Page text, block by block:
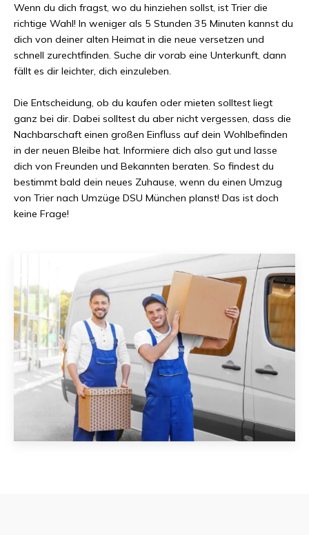
Wenn du dich fragst, wo du hinziehen sollst, ist Trier die
richtige Wahl! In weniger als 5 Stunden 35 Minuten kannst du
dich von deiner alten Heimat in die neue versetzen und
schnell zurechtfinden. Suche dir vorab eine Unterkunft, dann
fällt es dir leichter, dich einzuleben.
Die Entscheidung, ob du kaufen oder mieten solltest liegt
ganz bei dir. Dabei solltest du aber nicht vergessen, dass die
Nachbarschaft einen großen Einfluss auf dein Wohlbefinden
in der neuen Bleibe hat. Informiere dich also gut und lasse
dich von Freunden und Bekannten beraten. So findest du
bestimmt bald dein neues Zuhause, wenn du einen Umzug
von Trier nach Umzüge DSU München planst! Das ist doch
keine Frage!